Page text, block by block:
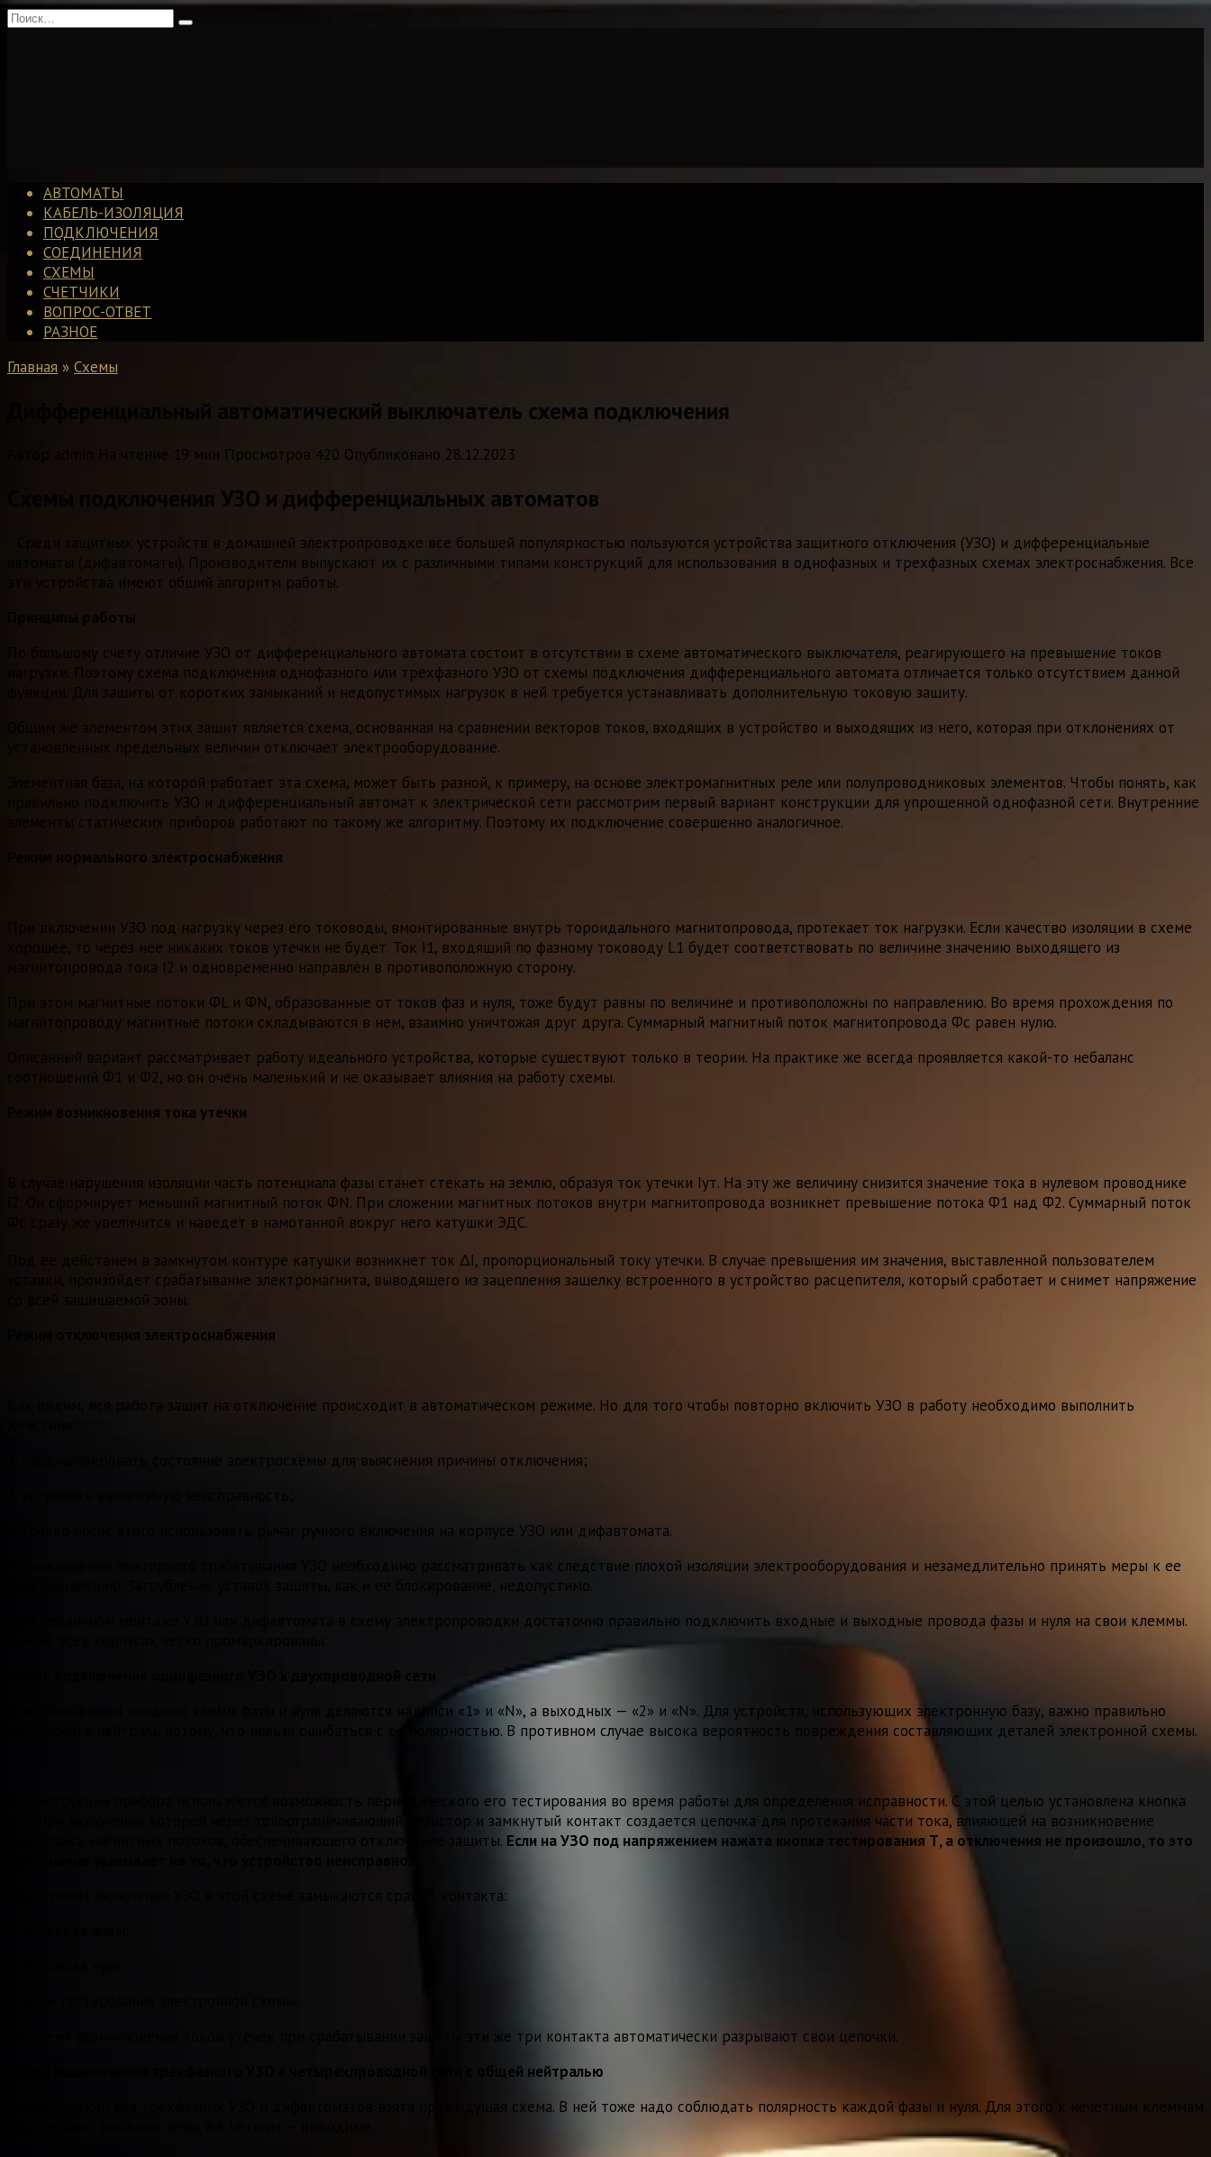
Перейти
Search
АВТОМАТЫ
КАБЕЛЬ-ИЗОЛЯЦИЯ
ПОДКЛЮЧЕНИЯ
СОЕДИНЕНИЯ
СХЕМЫ
СЧЕТЧИКИ
ВОПРОС-ОТВЕТ
РАЗНОЕ
Главная » Схемы
Дифференциальный автоматический выключатель схема подключения
На чтение 19 мин Просмотров 420 Опубликовано 28.12.2023
Схемы подключения УЗО и дифференциальных автоматов
Среди защитных устройств в домашней электропроводке все большей популярностью пользуются устройства защитного отключения (УЗО) и дифференциальные
автоматы (дифавтоматы). Производители выпускают их с различными типами конструкций для использования в однофазных и трехфазных схемах электроснабжения. Все
эти устройства имеют общий алгоритм работы.
Принципы работы
По большому счету отличие УЗО от дифференциального автомата состоит в отсутствии в схеме автоматического выключателя, реагирующего на превышение токов
нагрузки. Поэтому схема подключения однофазного или трехфазного УЗО от схемы подключения дифференциального автомата отличается только отсутствием данной
функции. Для защиты от коротких замыканий и недопустимых нагрузок в ней требуется устанавливать дополнительную токовую защиту.
Общим же элементом этих защит является схема, основанная на сравнении векторов токов, входящих в устройство и выходящих из него, которая при отклонениях от
установленных предельных величин отключает электрооборудование.
Элементная база, на которой работает эта схема, может быть разной, к примеру, на основе электромагнитных реле или полупроводниковых элементов. Чтобы понять, как
правильно подключить УЗО и дифференциальный автомат к электрической сети рассмотрим первый вариант конструкции для упрощенной однофазной сети. Внутренние
элементы статических приборов работают по такому же алгоритму. Поэтому их подключение совершенно аналогичное.
Режим нормального электроснабжения
При включении УЗО под нагрузку через его тоководы, вмонтированные внутрь тороидального магнитопровода, протекает ток нагрузки. Если качество изоляции в схеме
хорошее, то через нее никаких токов утечки не будет. Ток I1, входящий по фазному тоководу L1 будет соответствовать по величине значению выходящего из
магнитопровода тока I2 и одновременно направлен в противоположную сторону.
При этом магнитные потоки ФL и ФN, образованные от токов фаз и нуля, тоже будут равны по величине и противоположны по направлению. Во время прохождения по
магнитопроводу магнитные потоки складываются в нем, взаимно уничтожая друг друга. Суммарный магнитный поток магнитопровода Фс равен нулю.
Описанный вариант рассматривает работу идеального устройства, которые существуют только в теории. На практике же всегда проявляется какой-то небаланс
соотношений Ф1 и Ф2, но он очень маленький и не оказывает влияния на работу схемы.
Режим возникновения тока утечки
В случае нарушения изоляции часть потенциала фазы станет стекать на землю, образуя ток утечки Iут. На эту же величину снизится значение тока в нулевом проводнике
I2. Он сформирует меньший магнитный поток ФN. При сложении магнитных потоков внутри магнитопровода возникнет превышение потока Ф1 над Ф2. Суммарный поток
Фс сразу же увеличится и наведет в намотанной вокруг него катушки ЭДС.
Под ее действием в замкнутом контуре катушки возникнет ток ΔI, пропорциональный току утечки. В случае превышения им значения, выставленной пользователем
уставки, произойдет срабатывание электромагнита, выводящего из зацепления защелку встроенного в устройство расцепителя, который сработает и снимет напряжение
со всей защищаемой зоны.
Режим отключения электроснабжения
Как видим, вся работа защит на отключение происходит в автоматическом режиме. Но для того чтобы повторно включить УЗО в работу необходимо выполнить
1. проанализировать состояние электросхемы для выяснения причины отключения;
3. только после этого использовать рычаг ручного включения на корпусе УЗО или дифавтомата.
Возникновение повторного срабатывания УЗО необходимо рассматривать как следствие плохой изоляции электрооборудования и незамедлительно принять меры к ее
восстановлению. Загрубление уставок защиты, как и ее блокирование, недопустимо.
При первичном монтаже УЗО или дифавтомата в схему электропроводки достаточно правильно подключить входные и выходные провода фазы и нуля на свои клеммы.
Для обозначения входных клемм фазы и нуля делаются надписи «1» и «N», а выходных — «2» и «N». Для устройств, использующих электронную базу, важно правильно
подключать нейтраль потому, что нельзя ошибаться с ее полярностью. В противном случае высока вероятность повреждения составляющих деталей электронной схемы.
В конструкции прибора используется возможность периодического его тестирования во время работы для определения исправности. С этой целью установлена кнопка
«Т», при включении которой через токоограничиваюший резистор и замкнутый контакт создается цепочка для протекания части тока, влияющей на возникновение
дисбаланса магнитных потоков, обеспечивающего отключение защиты. Если на УЗО под напряжением нажата кнопка тестирования Т, а отключения не произошло, то это
При ручном включении УЗО в этой схеме замыкаются сразу 3 контакта:
Во время возникновения токов утечек при срабатывании защиты эти же три контакта автоматически разрывают свои цепочки.
Схема подключения трехфазного УЗО к четырехпроводной сети с общей нейтралью
За основу монтажа трехфазных УЗО и дифавтоматов взята предыдущая схема. В ней тоже надо соблюдать полярность каждой фазы и нуля. Для этого к нечетным клеммам